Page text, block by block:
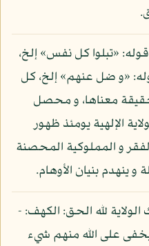
«تبلوا كل نفس» إلخ،
«و ضل عنهم» إلخ، كل
حقيقة معناها، و محصل
الإلهية يومئذ ظهور
و المملوكية المحصنة
بنيان الأوهام.
لله الحق: الكهف: -
يخفى على الله منهم شيء